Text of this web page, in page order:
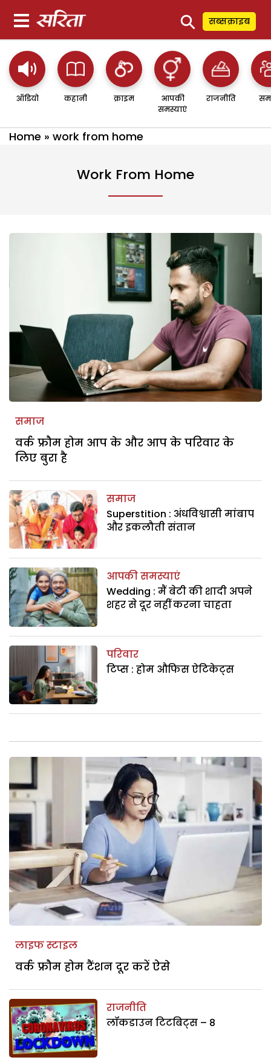
⚲ सब्सक्राइब
ऑडियो कहानी क्राइम
आपकी
समस्याएं
राजनीति
Home » work from home
Work From Home
समाज
वर्क फ्रौम होम आप के और आप के परिवार के
लिए बुरा है
समाज
Superstition : अंधविश्वासी मांबाप
और इकलौती संतान
आपकी समस्याएं
Wedding : मैं बेटी की शादी अपने
शहर से दूर नहीं करना चाहता
परिवार
टिप्स : होम औफिस ऐटिकेट्स
लाइफ स्टाइल
वर्क फ्रौम होम टैंशन दूर करें ऐसे
राजनीति
लॉकडाउन टिटबिट्स – 8